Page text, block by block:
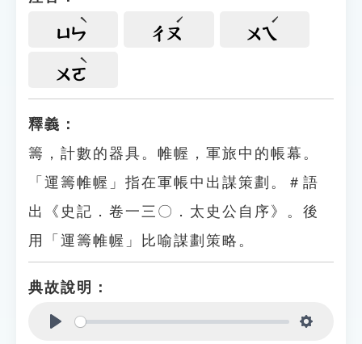
ㄩㄣ ㄔㄡ ㄨㄟ
ㄨㄛ
釋義：
籌，計數的器具。帷幄，軍旅中的帳幕。
「運籌帷幄」指在軍帳中出謀策劃。＃語
出《史記．卷一三〇．太史公自序》。後
用「運籌帷幄」比喻謀劃策略。
典故說明：